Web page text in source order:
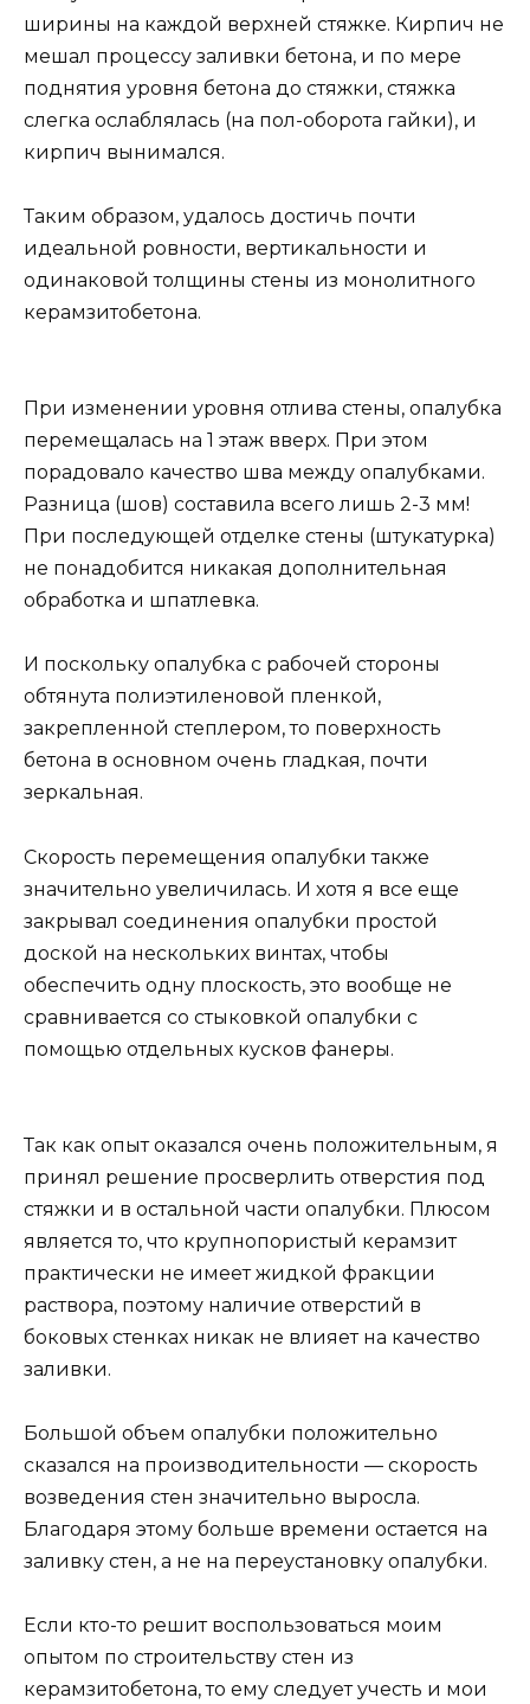
ширины на каждой верхней стяжке. Кирпич не
мешал процессу заливки бетона, и по мере
поднятия уровня бетона до стяжки, стяжка
слегка ослаблялась (на пол-оборота гайки), и
кирпич вынимался.
Таким образом, удалось достичь почти
идеальной ровности, вертикальности и
одинаковой толщины стены из монолитного
керамзитобетона.
При изменении уровня отлива стены, опалубка
перемещалась на 1 этаж вверх. При этом
порадовало качество шва между опалубками.
Разница (шов) составила всего лишь 2-3 мм!
При последующей отделке стены (штукатурка)
не понадобится никакая дополнительная
обработка и шпатлевка.
И поскольку опалубка с рабочей стороны
обтянута полиэтиленовой пленкой,
закрепленной степлером, то поверхность
бетона в основном очень гладкая, почти
зеркальная.
Скорость перемещения опалубки также
значительно увеличилась. И хотя я все еще
закрывал соединения опалубки простой
доской на нескольких винтах, чтобы
обеспечить одну плоскость, это вообще не
сравнивается со стыковкой опалубки с
помощью отдельных кусков фанеры.
Так как опыт оказался очень положительным, я
принял решение просверлить отверстия под
стяжки и в остальной части опалубки. Плюсом
является то, что крупнопористый керамзит
практически не имеет жидкой фракции
раствора, поэтому наличие отверстий в
боковых стенках никак не влияет на качество
заливки.
Большой объем опалубки положительно
сказался на производительности — скорость
возведения стен значительно выросла.
Благодаря этому больше времени остается на
заливку стен, а не на переустановку опалубки.
Если кто-то решит воспользоваться моим
опытом по строительству стен из
керамзитобетона, то ему следует учесть и мои